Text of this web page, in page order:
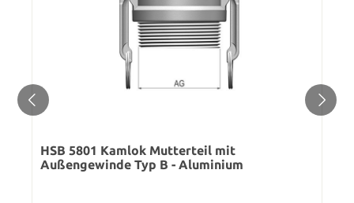
HSB 5801 Kamlok Mutterteil mit
Außengewinde Typ B - Aluminium